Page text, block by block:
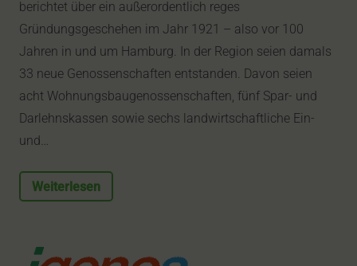
berichtet über ein außerordentlich reges
Gründungsgeschehen im Jahr 1921 – also vor 100
Jahren in und um Hamburg. In der Region seien damals
33 neue Genossenschaften entstanden. Davon seien
acht Wohnungsbaugenossenschaften, fünf Spar- und
Darlehnskassen sowie sechs landwirtschaftliche Ein-
und…
Weiterlesen